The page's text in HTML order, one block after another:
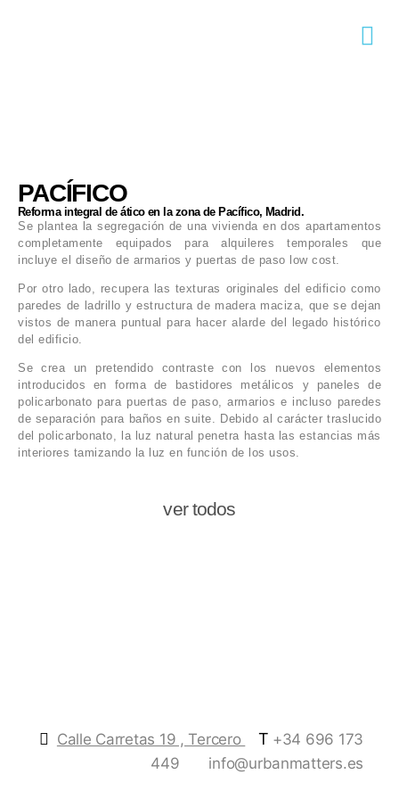
PACÍFICO
Reforma integral de ático en la zona de Pacífico, Madrid.
Se plantea la segregación de una vivienda en dos apartamentos
completamente equipados para alquileres temporales que
incluye el diseño de armarios y puertas de paso low cost.
Por otro lado, recupera las texturas originales del edificio como
paredes de ladrillo y estructura de madera maciza, que se dejan
vistos de manera puntual para hacer alarde del legado histórico
del edificio.
Se crea un pretendido contraste con los nuevos elementos
introducidos en forma de bastidores metálicos y paneles de
policarbonato para puertas de paso, armarios e incluso paredes
de separación para baños en suite. Debido al carácter traslucido
del policarbonato, la luz natural penetra hasta las estancias más
interiores tamizando la luz en función de los usos.
ver todos
Calle Carretas 19 , Tercero T +34 696 173
449
info@urbanmatters.es